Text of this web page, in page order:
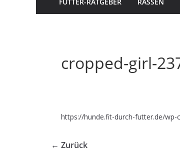
cropped-girl-
https://hunde.fit-durch-futter.de/
← Zurück